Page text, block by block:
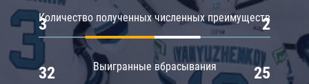
Количество полученных численных преимуществ
3 2
Выигранные вбрасывания
32 25